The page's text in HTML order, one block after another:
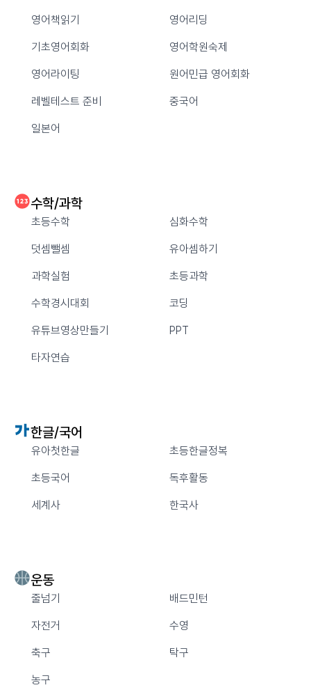
영어책읽기 영어리딩
기초영어회화 영어학원숙제
영어라이팅 원어민급 영어회화
레벨테스트 준비 중국어
일본어
수학/과학
초등수학 심화수학
덧셈뺄셈 유아셈하기
과학실험 초등과학
수학경시대회 코딩
유튜브영상만들기 PPT
타자연습
한글/국어
유아첫한글 초등한글정복
초등국어 독후활동
세계사 한국사
운동
줄넘기 배드민턴
자전거 수영
축구 탁구
농구